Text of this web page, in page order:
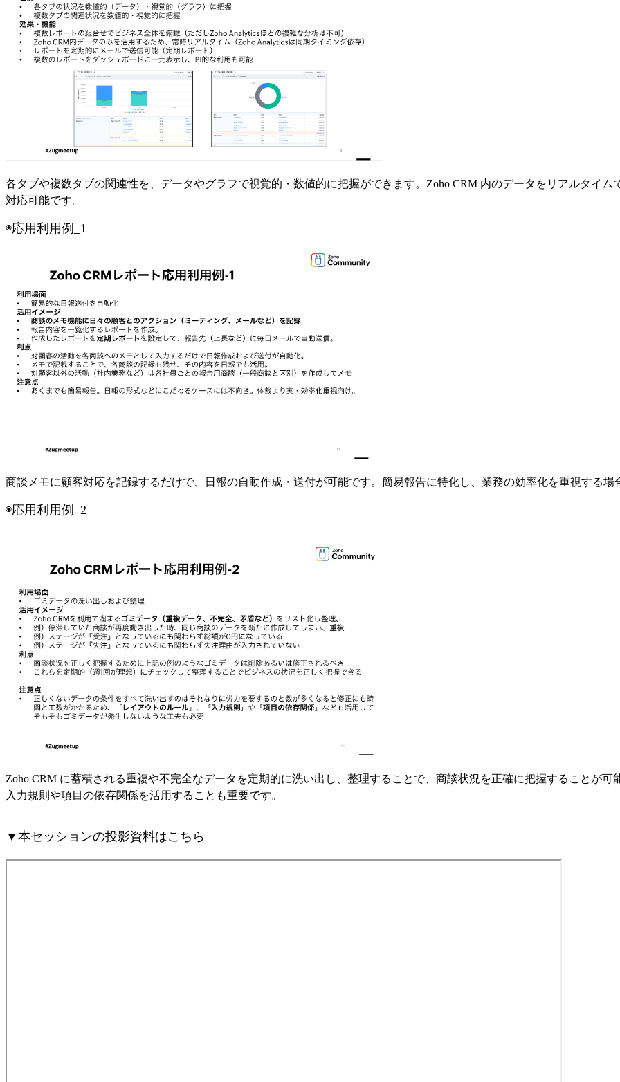
各タブや複数タブの関連性を、データやグラフで視覚的・数値的に把握ができます。 Zoho CRM 内のデータをリアルタイム
対応可能です。
◉応用利用例_1
商談メモに顧客対応を記録するだけで、日報の自動作成・送付が可能です。簡易報告に特化し、業務の効率化を重視する場
◉応用利用例_2
Zoho CRM に蓄積される重複や不完全なデータを定期的に洗い出し、整理することで、商談状況を正確に把握することが
入力規則や項目の依存関係を活用することも重要です。
▼本セッションの投影資料はこちら